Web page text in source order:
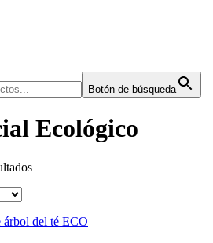
Botón de búsqueda
Ecológico